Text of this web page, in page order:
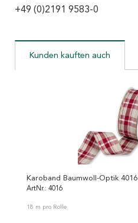
+49 (0)2191 9583-0
Kunden kauften auch
Karoband Baumwoll-Optik 4016
ArtNr.: 4016
18 m pro Rolle